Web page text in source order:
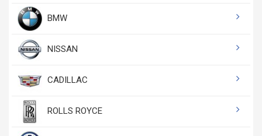
BMW
NISSAN
CADILLAC
ROLLS ROYCE